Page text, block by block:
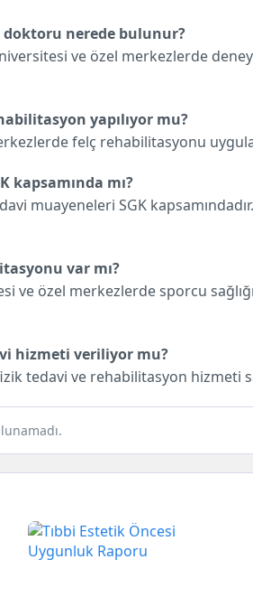
nerede bulunur?
ve özel merkezlerde
yapılıyor mu?
felç rehabilitasyonu
kapsamında mı?
muayeneleri SGK
var mı?
ve özel merkezlerde sporcu
hizmeti veriliyor mu?
tedavi ve rehabilitasyon hizmeti